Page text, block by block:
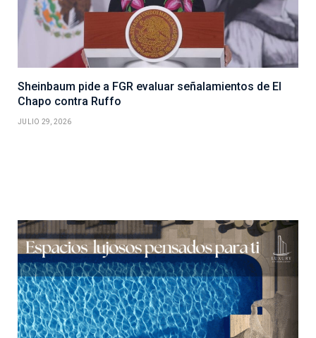
Sheinbaum pide a FGR evaluar señalamientos de El
Chapo contra Ruffo
JULIO 29, 2026